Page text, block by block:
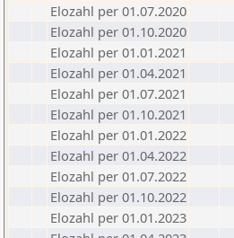
Elozahl per 01.07.2020
Elozahl per 01.10.2020
Elozahl per 01.01.2021
Elozahl per 01.04.2021
Elozahl per 01.07.2021
Elozahl per 01.10.2021
Elozahl per 01.01.2022
Elozahl per 01.04.2022
Elozahl per 01.07.2022
Elozahl per 01.10.2022
Elozahl per 01.01.2023